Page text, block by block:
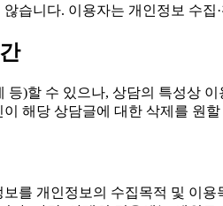
습니다. 이용자는 개인정보 수
)할 수 있으나, 상담의 특성상
해당 상담글에 대한 삭제를 원
를 개인정보의 수집목적 및 이